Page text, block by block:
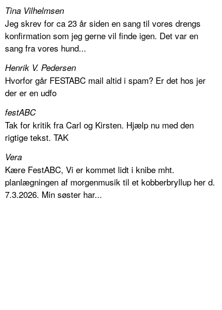
Tina Vilhelmsen
Jeg skrev for ca 23 år siden en sang til vores drengs
konfirmation som jeg gerne vil finde igen. Det var en
sang fra vores hund...
Henrik V. Pedersen
Hvorfor går FESTABC mail altid i spam? Er det hos jer
der er en udfo
festABC
Tak for kritik fra Carl og Kirsten. Hjælp nu med den
rigtige tekst. TAK
Vera
Kære FestABC, Vi er kommet lidt i knibe mht.
planlægningen af morgenmusik til et kobberbryllup her d.
7.3.2026. Min søster har...